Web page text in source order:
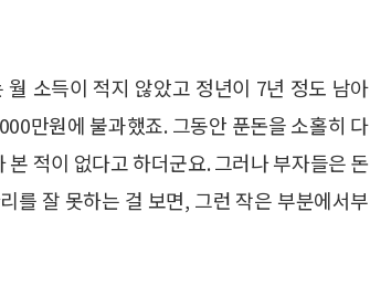
소득이 적지 않았고 정년이 7년 정도 남아
만원에 불과했죠. 그동안 푼돈을 소홀히 다
적이 없다고 하더군요. 그러나 부자들은 돈
를 잘 못하는 걸 보면, 그런 작은 부분에서부